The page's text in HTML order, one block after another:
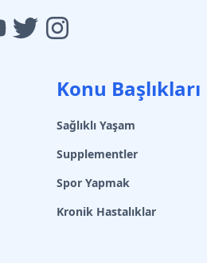
Konu Başlıkları
Sağlıklı Yaşam
Supplementler
Spor Yapmak
Kronik Hastalıklar